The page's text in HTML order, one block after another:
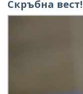
Скръбна